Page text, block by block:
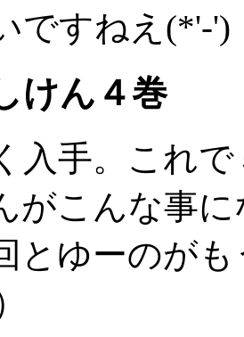
ですねえ(*'-')
けん４巻
入手。これ
がこんな事
とゆーのが